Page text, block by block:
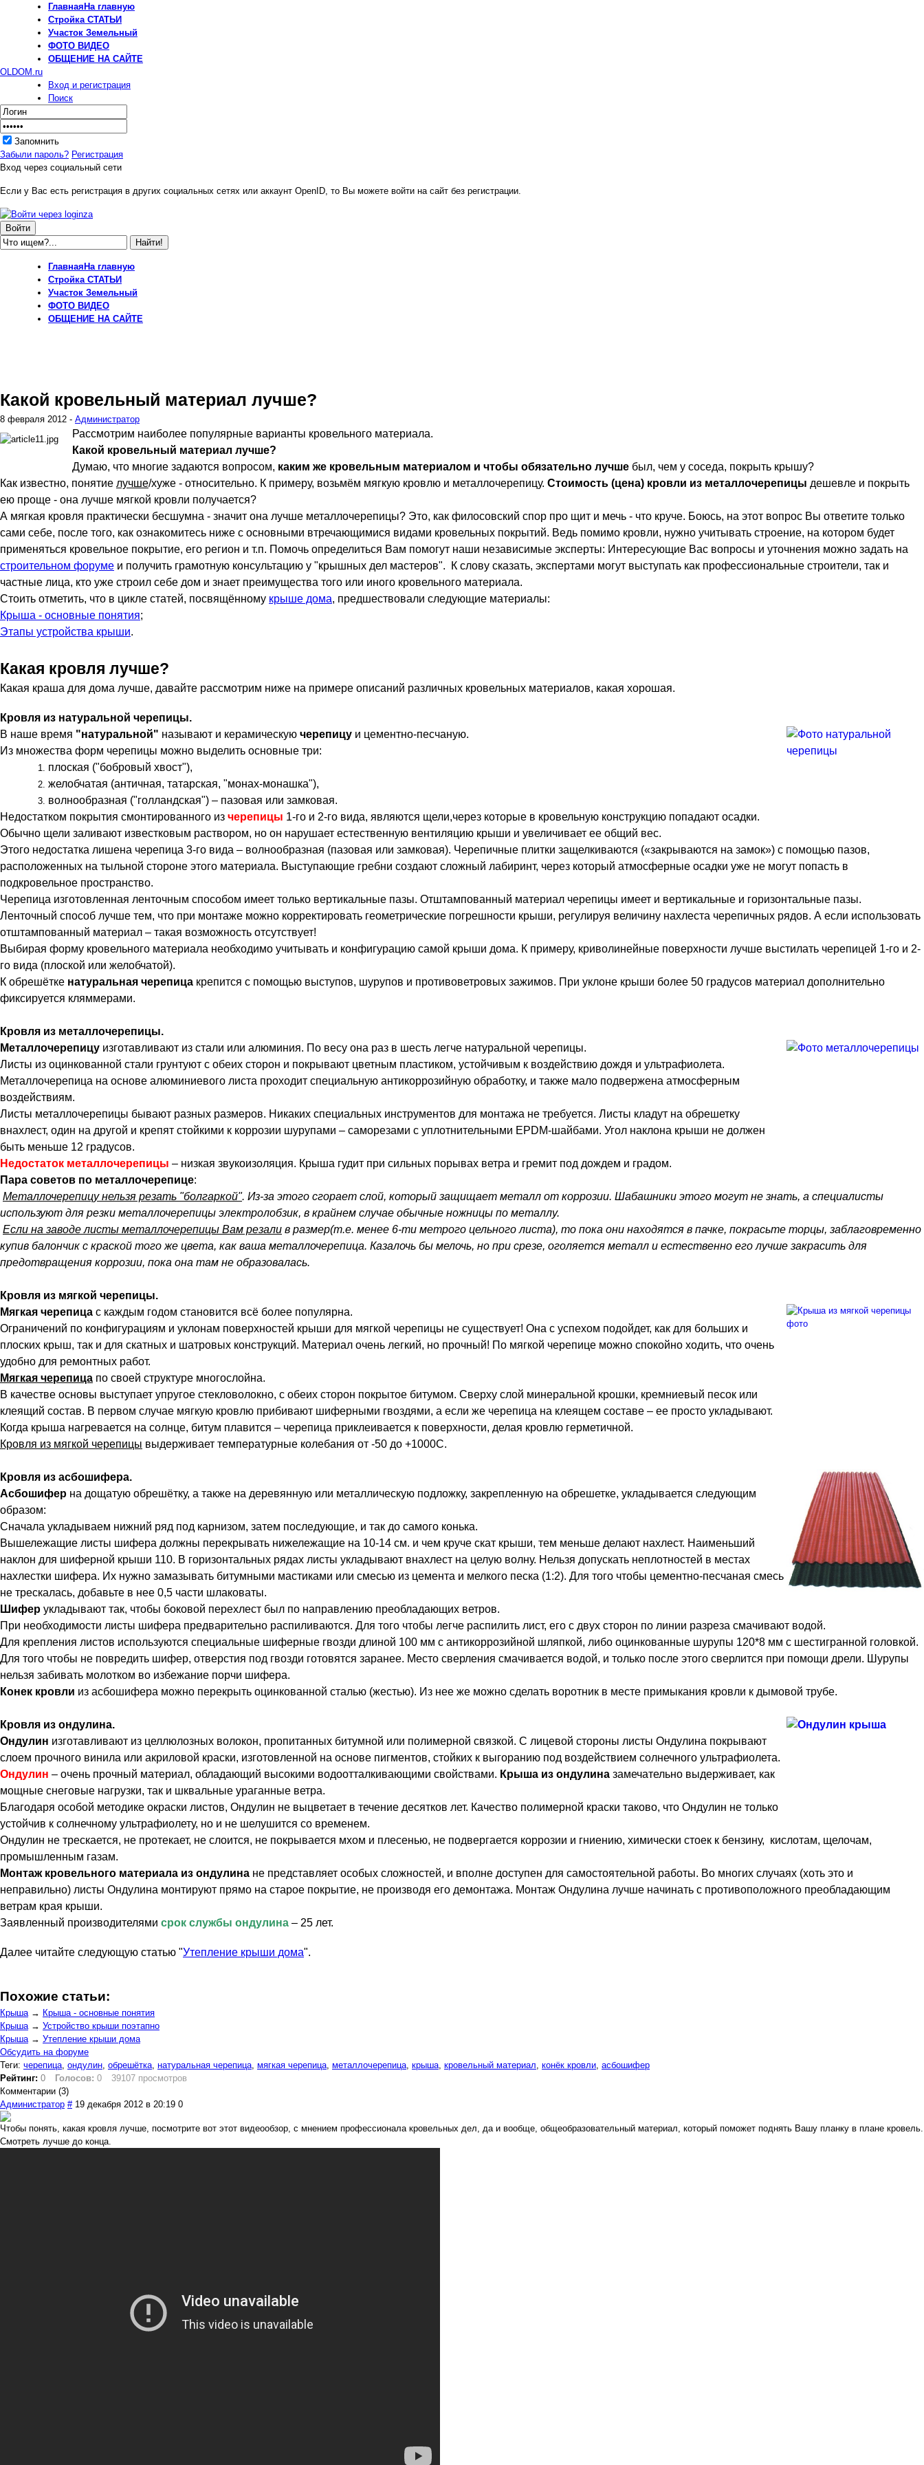
Главная На главную
Стройка СТАТЬИ
Участок Земельный
ФОТО ВИДЕО
ОБЩЕНИЕ НА САЙТЕ
OLDOM.ru
Вход и регистрация
Поиск
Запомнить
Забыли пароль? Регистрация
Вход через социальный сети
Если у Вас есть регистрация в других социальных сетях или аккаунт OpenID, то Вы можете войти на сайт без регистрации.
Главная На главную
Стройка СТАТЬИ
Участок Земельный
ФОТО ВИДЕО
ОБЩЕНИЕ НА САЙТЕ
Какой кровельный материал лучше?
8 февраля 2012 - Администратор
Рассмотрим наиболее популярные варианты кровельного материала.
Какой кровельный материал лучше?
Думаю, что многие задаются вопросом, каким же кровельным материалом и чтобы обязательно лучше был, чем у соседа, покрыть крышу?
Как известно, понятие лучше/хуже - относительно. К примеру, возьмём мягкую кровлю и металлочерепицу. Стоимость (цена) кровли из металлочерепицы дешевле и покрыть
ею проще - она лучше мягкой кровли получается?
А мягкая кровля практически бесшумна - значит она лучше металлочерепицы? Это, как филосовский спор про щит и мечь - что круче. Боюсь, на этот вопрос Вы ответите только
сами себе, после того, как ознакомитесь ниже с основными втречающимися видами кровельных покрытий. Ведь помимо кровли, нужно учитывать строение, на котором будет
применяться кровельное покрытие, его регион и т.п. Помочь определиться Вам помогут наши независимые эксперты: Интересующие Вас вопросы и уточнения можно задать на
строительном форуме и получить грамотную консультацию у "крышных дел мастеров".
К слову сказать, экспертами могут выступать как профессиональные строители, так и
частные лица, кто уже строил себе дом и знает преимущества того или иного кровельного материала.
Стоить отметить, что в цикле статей, посвящённому крыше дома, предшествовали следующие материалы:
Крыша - основные понятия;
Этапы устройства крыши.
Какая кровля лучше?
Какая краша для дома лучше, давайте рассмотрим ниже на примере описаний различных кровельных материалов, какая хорошая.
Кровля из натуральной черепицы.
В наше время "натуральной" называют и керамическую черепицу и цементно-песчаную.
Из множества форм черепицы можно выделить основные три:
плоская ("бобровый хвост"),
желобчатая (античная, татарская, "монах-монашка"),
волнообразная ("голландская") – пазовая или замковая.
Недостатком покрытия смонтированного из черепицы 1-го и 2-го вида, являются щели,через которые в кровельную конструкцию попадают осадки.
Обычно щели заливают известковым раствором, но он нарушает естественную вентиляцию крыши и увеличивает ее общий вес.
Этого недостатка лишена черепица 3-го вида – волнообразная (пазовая или замковая). Черепичные плитки защелкиваются («закрываются на замок») с помощью пазов,
расположенных на тыльной стороне этого материала. Выступающие гребни создают сложный лабиринт, через который атмосферные осадки уже не могут попасть в
подкровельное пространство.
Черепица изготовленная ленточным способом имеет только вертикальные пазы. Отштампованный материал черепицы имеет и вертикальные и горизонтальные пазы.
Ленточный способ лучше тем, что при монтаже можно корректировать геометрические погрешности крыши, регулируя величину нахлеста черепичных рядов. А если использовать
отштампованный материал – такая возможность отсутствует!
Выбирая форму кровельного материала необходимо учитывать и конфигурацию самой крыши дома. К примеру, криволинейные поверхности лучше выстилать черепицей 1-го и 2-
го вида (плоской или желобчатой).
К обрешётке натуральная черепица крепится с помощью выступов, шурупов и противоветровых зажимов. При уклоне крыши более 50 градусов материал дополнительно
фиксируется кляммерами.
Кровля из металлочерепицы.
Металлочерепицу изготавливают из стали или алюминия. По весу она раз в шесть легче натуральной черепицы.
Листы из оцинкованной стали грунтуют с обеих сторон и покрывают цветным пластиком, устойчивым к воздействию дождя и ультрафиолета.
Металлочерепица на основе алюминиевого листа проходит специальную антикоррозийную обработку, и также мало подвержена атмосферным
воздействиям.
Листы металлочерепицы бывают разных размеров. Никаких специальных инструментов для монтажа не требуется. Листы кладут на обрешетку
внахлест, один на другой и крепят стойкими к коррозии шурупами – саморезами с уплотнительными EPDM-шайбами. Угол наклона крыши не должен
быть меньше 12 градусов.
Недостаток металлочерепицы – низкая звукоизоляция. Крыша гудит при сильных порывах ветра и гремит под дождем и градом.
Пара советов по металлочерепице:
Металлочерепицу нельзя резать "болгаркой". Из-за этого сгорает слой, который защищает металл от коррозии. Шабашники этого могут не знать, а специалисты
используют для резки металлочерепицы электролобзик, в крайнем случае обычные ножницы по металлу.
Если на заводе листы металлочерепицы Вам резали в размер(т.е. менее 6-ти метрого цельного листа), то пока они находятся в пачке, покрасьте торцы, заблаговременно
купив балончик с краской того же цвета, как ваша металлочерепица. Казалочь бы мелочь, но при срезе, оголяется металл и естественно его лучше закрасить для
предотвращения коррозии, пока она там не образовалась.
Кровля из мягкой черепицы.
Мягкая черепица с каждым годом становится всё более популярна.
Ограничений по конфигурациям и уклонам поверхностей крыши для мягкой черепицы не существует! Она с успехом подойдет, как для больших и
плоских крыш, так и для скатных и шатровых конструкций. Материал очень легкий, но прочный! По мягкой черепице можно спокойно ходить, что очень
удобно для ремонтных работ.
Мягкая черепица по своей структуре многослойна.
В качестве основы выступает упругое стекловолокно, с обеих сторон покрытое битумом. Сверху слой минеральной крошки, кремниевый песок или
клеящий состав. В первом случае мягкую кровлю прибивают шиферными гвоздями, а если же черепица на клеящем составе – ее просто укладывают.
Когда крыша нагревается на солнце, битум плавится – черепица приклеивается к поверхности, делая кровлю герметичной.
Кровля из мягкой черепицы выдерживает температурные колебания от -50 до +1000С.
Кровля из асбошифера.
Асбошифер на дощатую обрешётку, а также на деревянную или металлическую подложку, закрепленную на обрешетке, укладывается следующим
образом:
Сначала укладываем нижний ряд под карнизом, затем последующие, и так до самого конька.
Вышележащие листы шифера должны перекрывать нижележащие на 10-14 см. и чем круче скат крыши, тем меньше делают нахлест. Наименьший
наклон для шиферной крыши 110. В горизонтальных рядах листы укладывают внахлест на целую волну. Нельзя допускать неплотностей в местах
нахлестки шифера. Их нужно замазывать битумными мастиками или смесью из цемента и мелкого песка (1:2). Для того чтобы цементно-песчаная смесь
не трескалась, добавьте в нее 0,5 части шлаковаты.
Шифер укладывают так, чтобы боковой перехлест был по направлению преобладающих ветров.
При необходимости листы шифера предварительно распиливаются. Для того чтобы легче распилить лист, его с двух сторон по линии разреза смачивают водой.
Для крепления листов используются специальные шиферные гвозди длиной 100 мм с антикоррозийной шляпкой, либо оцинкованные шурупы 120*8 мм с шестигранной головкой.
Для того чтобы не повредить шифер, отверстия под гвозди готовятся заранее. Место сверления смачивается водой, и только после этого сверлится при помощи дрели. Шурупы
нельзя забивать молотком во избежание порчи шифера.
Конек кровли из асбошифера можно перекрыть оцинкованной сталью (жестью). Из нее же можно сделать воротник в месте примыкания кровли к дымовой трубе.
Кровля из ондулина.
Ондулин изготавливают из целлюлозных волокон, пропитанных битумной или полимерной связкой. С лицевой стороны листы Ондулина покрывают
слоем прочного винила или акриловой краски, изготовленной на основе пигментов, стойких к выгоранию под воздействием солнечного ультрафиолета.
Ондулин – очень прочный материал, обладающий высокими водоотталкивающими свойствами. Крыша из ондулина замечательно выдерживает, как
мощные снеговые нагрузки, так и шквальные ураганные ветра.
Благодаря особой методике окраски листов, Ондулин не выцветает в течение десятков лет. Качество полимерной краски таково, что Ондулин не только
устойчив к солнечному ультрафиолету, но и не шелушится со временем.
Ондулин не трескается, не протекает, не слоится, не покрывается мхом и плесенью, не подвергается коррозии и гниению, химически стоек к бензину, кислотам, щелочам,
промышленным газам.
Монтаж кровельного материала из ондулина не представляет особых сложностей, и вполне доступен для самостоятельной работы. Во многих случаях (хоть это и
неправильно) листы Ондулина монтируют прямо на старое покрытие, не производя его демонтажа. Монтаж Ондулина лучше начинать с противоположного преобладающим
ветрам края крыши.
Заявленный производителями срок службы ондулина – 25 лет.
Далее читайте следующую статью "Утепление крыши дома".
Похожие статьи:
Крыша→ Крыша - основные понятия
Крыша→ Устройство крыши поэтапно
Крыша→ Утепление крыши дома
Обсудить на форуме
Теги: черепица, ондулин, обрешётка, натуральная черепица, мягкая черепица, металлочерепица, крыша, кровельный материал, конёк кровли, асбошифер
Рейтинг: 0 Голосов: 0
39107 просмотров
Комментарии (3)
Администратор # 19 декабря 2012 в 20:19 0
Чтобы понять, какая кровля лучше, посмотрите вот этот видеообзор, с мнением профессионала кровельных дел, да и вообще, общеобразовательный материал, который поможет поднять Вашу планку в плане кровель.
Смотреть лучше до конца.